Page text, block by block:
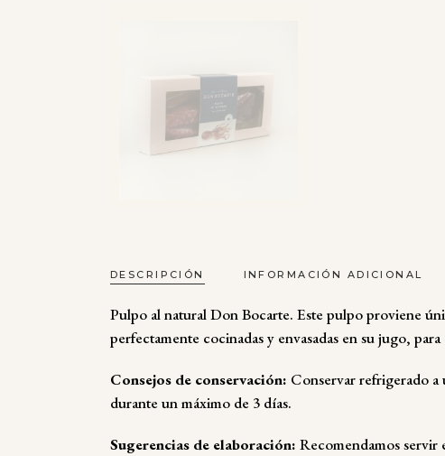
DESCRIPCIÓN INFORMACIÓN ADICIONAL
Pulpo al natural Don Bocarte. Este pulpo proviene
perfectamente cocinadas y envasadas en su jugo,
Consejos de conservación: Conservar refrigerado
durante un máximo de 3 días.
Sugerencias de elaboración: Recomendamos servir